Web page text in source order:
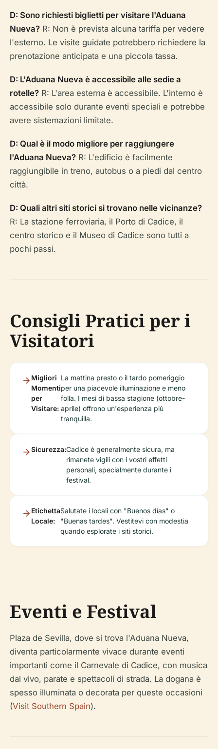
D: Sono richiesti biglietti per visitare l'Aduana
Nueva? R: Non è prevista alcuna tariffa per vedere
l'esterno. Le visite guidate potrebbero richiedere la
prenotazione anticipata e una piccola tassa.
D: L'Aduana Nueva è accessibile alle sedie a
rotelle? R: L'area esterna è accessibile. L'interno è
accessibile solo durante eventi speciali e potrebbe
avere sistemazioni limitate.
D: Qual è il modo migliore per raggiungere
l'Aduana Nueva? R: L'edificio è facilmente
raggiungibile in treno, autobus o a piedi dal centro
città.
D: Quali altri siti storici si trovano nelle vicinanze?
R: La stazione ferroviaria, il Porto di Cadice, il
centro storico e il Museo di Cadice sono tutti a
pochi passi.
Consigli Pratici per i
Visitatori
Migliori
Momenti
per
Visitare:
La mattina presto o il tardo pomeriggio
per una piacevole illuminazione e meno
folla. I mesi di bassa stagione (ottobre-
aprile) offrono un'esperienza più
tranquilla.
Sicurezza:Cadice è generalmente sicura, ma
rimanete vigili con i vostri effetti
personali, specialmente durante i
festival.
Etichetta
Locale:
Salutate i locali con "Buenos días" o
"Buenas tardes". Vestitevi con modestia
quando esplorate i siti storici.
Eventi e Festival
Plaza de Sevilla, dove si trova l'Aduana Nueva,
diventa particolarmente vivace durante eventi
importanti come il Carnevale di Cadice, con musica
dal vivo, parate e spettacoli di strada. La dogana è
spesso illuminata o decorata per queste occasioni
(Visit Southern Spain).